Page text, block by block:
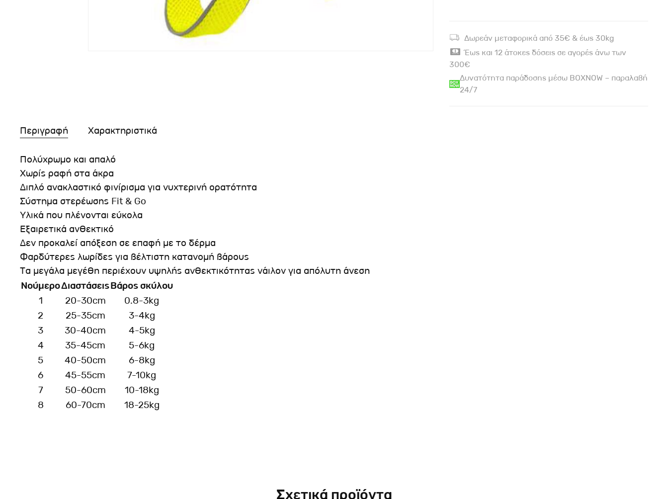
Δωρεάν μεταφορικά από 35€ & έως 30kg
Έως και 12 άτοκες δόσεις σε αγορές άνω των
300€
Δυνατότητα παράδοσης μέσω BOXNOW – παραλαβή
24/7
Περιγραφή Χαρακτηριστικά
Πολύχρωμο και απαλό
Χωρίς ραφή στα άκρα
Διπλό ανακλαστικό φινίρισμα για νυχτερινή ορατότητα
Σύστημα στερέωσης Fit & Go
Υλικά που πλένονται εύκολα
Εξαιρετικά ανθεκτικό
Δεν προκαλεί απόξεση σε επαφή με το δέρμα
Φαρδύτερες λωρίδες για βέλτιστη κατανομή βάρους
Τα μεγάλα μεγέθη περιέχουν υψηλής ανθεκτικότητας νάιλον για απόλυτη άνεση
ΝούμεροΔιαστάσειςΒάρος σκύλου
1
20-30cm
0.8-3kg
2
25-35cm
3-4kg
3
30-40cm
4-5kg
4
35-45cm
5-6kg
5
40-50cm
6-8kg
6
45-55cm
7-10kg
7
50-60cm
10-18kg
8
60-70cm 18-25kg
Σχετικά προϊόντα